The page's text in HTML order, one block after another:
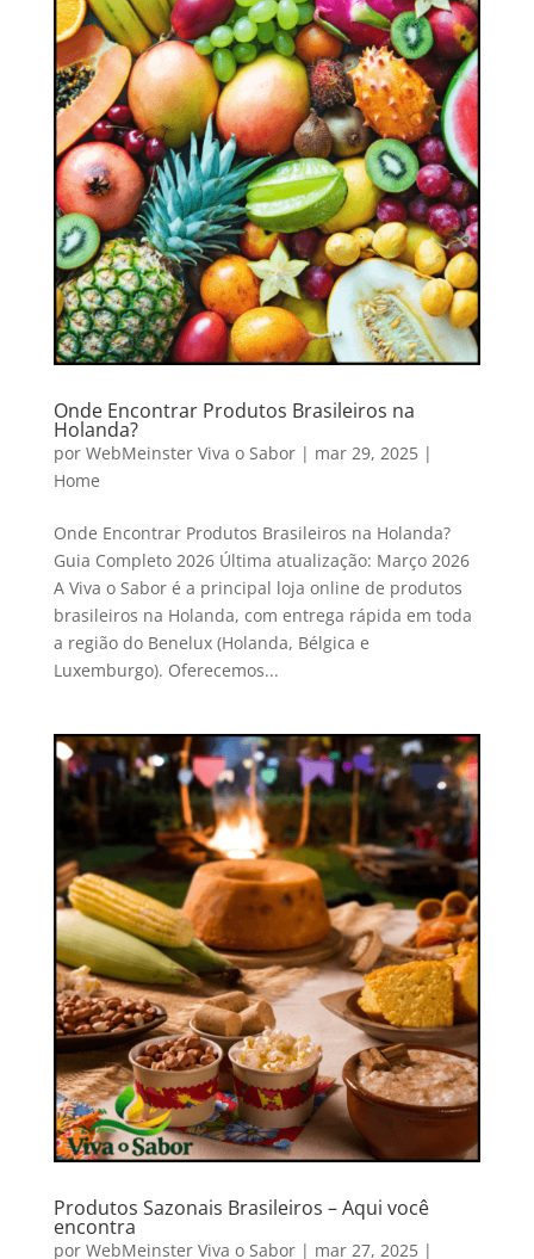
Onde Encontrar Produtos Brasileiros na
Holanda?
por WebMeinster Viva o Sabor| mar 29, 2025|
Home
Onde Encontrar Produtos Brasileiros na Holanda?
Guia Completo 2026 Última atualização: Março 2026
A Viva o Sabor é a principal loja online de produtos
brasileiros na Holanda, com entrega rápida em toda
a região do Benelux (Holanda, Bélgica e
Luxemburgo). Oferecemos...
Produtos Sazonais Brasileiros – Aqui você
encontra
por WebMeinster Viva o Sabor| mar 27, 2025|